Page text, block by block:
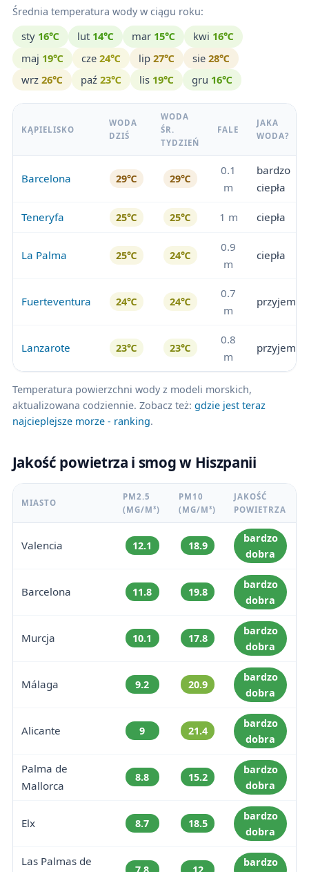
Średnia temperatura wody w ciągu roku:
sty 16℃ lut 14℃ mar 15℃ kwi 16℃
maj 19℃ cze 24℃ lip 27℃ sie 28℃
wrz 26℃ paź 23℃ lis 19℃ gru 16℃
KĄPIELISKO
WODA
DZIŚ
WODA
ŚR.
TYDZIEŃ
FALE
JAKA
WODA?
Barcelona 29℃ 29℃
0.1
m
bardzo
ciepła
Teneryfa 25℃ 25℃ 1 m ciepła
La Palma 25℃ 24℃
0.9
m
ciepła
Fuerteventura 24℃ 24℃
0.7
m
przyjemna
Lanzarote 23℃ 23℃
0.8
m
przyjemna
Temperatura powierzchni wody z modeli morskich,
aktualizowana codziennie. Zobacz też: gdzie jest teraz
najcieplejsze morze - ranking.
Jakość powietrza i smog w Hiszpanii
MIASTO
PM2.5
(ΜG/M³)
PM10
(ΜG/M³)
JAKOŚĆ
POWIETRZA
Valencia 12.1 18.9
bardzo
dobra
Barcelona 11.8 19.8
bardzo
dobra
Murcja 10.1 17.8
bardzo
dobra
Málaga 9.2 20.9
bardzo
dobra
Alicante 9 21.4
bardzo
dobra
Palma de
Mallorca
8.8 15.2
bardzo
dobra
Elx 8.7 18.5
bardzo
dobra
Las Palmas de
bardzo